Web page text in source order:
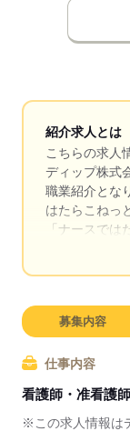
紹介求人とは
こちらの求人
ディップ株式
職業紹介とな
はたらこねっ
「ナースで
求職中の看護
キャリアア
日本最大級の
介。
募集内容
仕事内容
看護師・准看護師
※この求人情報は